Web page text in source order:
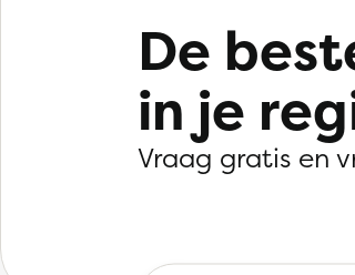
De
in je
Vraag gratis en